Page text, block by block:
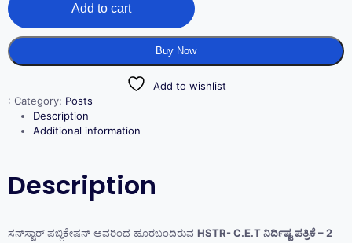
Add to cart
Buy Now
Add to wishlist
: Category: Posts
Description
Additional information
Description
ಸನ್‌ಸ್ಟಾರ್‌ ಪಬ್ಲಿಕೇಷನ್‌ ಅವರಿಂದ ಹೂರಬಂದಿರುವ HSTR- C.E.T ನಿರ್ದಿಷ್ಟ ಪತ್ರಿಕೆ – 2